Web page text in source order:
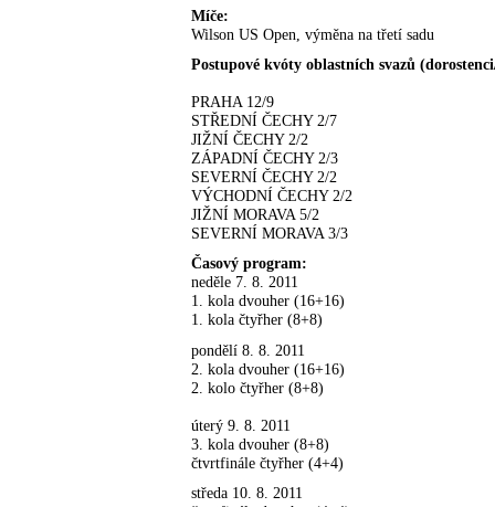
Míče:
Wilson US Open, výměna na třetí sadu
Postupové kvóty oblastních svazů
PRAHA 12/9
STŘEDNÍ ČECHY 2/7
JIŽNÍ ČECHY 2/2
ZÁPADNÍ ČECHY 2/3
SEVERNÍ ČECHY 2/2
VÝCHODNÍ ČECHY 2/2
JIŽNÍ MORAVA 5/2
SEVERNÍ MORAVA 3/3
Časový program:
neděle 7. 8. 2011
1. kola dvouher (16+16)
1. kola čtyřher (8+8)
pondělí 8. 8. 2011
2. kola dvouher (16+16)
2. kolo čtyřher (8+8)
úterý 9. 8. 2011
3. kola dvouher (8+8)
čtvrtfinále čtyřher (4+4)
středa 10. 8. 2011